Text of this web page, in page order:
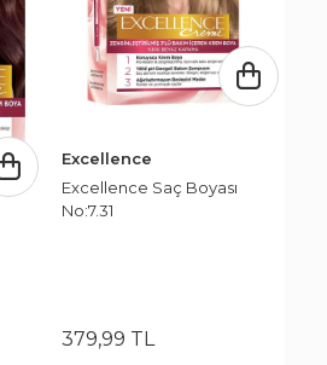
Excellence
Excellence Saç Boyası
No:7.31
379,99 TL